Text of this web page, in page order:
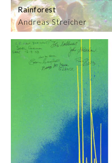
Andreas Streicher
Rainforest